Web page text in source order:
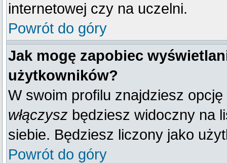
internetowej czy na uczelni.
Powrót do góry
Jak mogę zapobiec
użytkowników?
W swoim profilu znajdziesz opcję
włączysz będziesz widoczny na
siebie. Będziesz liczony jako
Powrót do góry